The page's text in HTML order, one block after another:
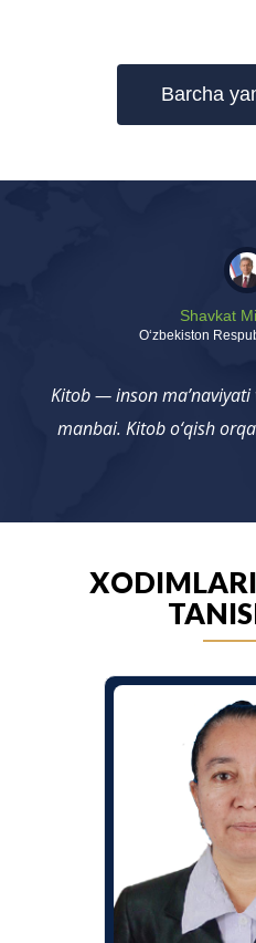
Barcha
Shavkat
Oʻzbekiston
Kitob — inson
manbai. Kitob o‘qish